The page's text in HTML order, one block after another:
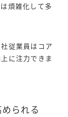
煩雑化して多
従業員はコア
に注力できま
られる